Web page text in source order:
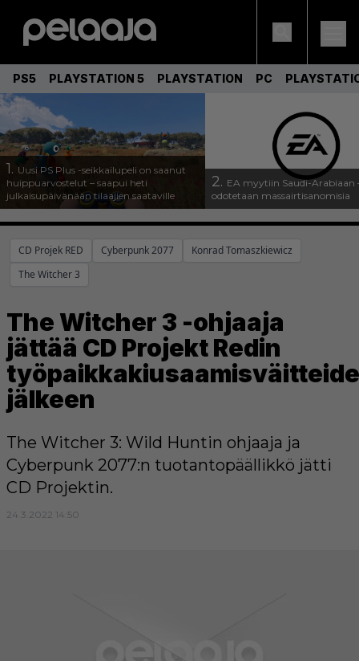
PS5 PLAYSTATION 5 PLAYSTATION PC
1. Uusi PS Plus -seikkailupeli on saanut
huippuarvostelut – saapui heti
julkaisupäivänään tilaajien saataville
2. EA myytiin Saudi-Arabiaan
odotetaan massairtisanomisia
CD Projek RED Cyberpunk 2077
Konrad Tomaszkiewicz
The Witcher 3
The Witcher 3 -ohjaaja
jättää CD Projekt Redin
jälkeen
The Witcher 3: Wild Huntin ohjaaja ja
Cyberpunk 2077:n tuotantopäällikkö jätti
CD Projektin.
24.3.2022 14:50